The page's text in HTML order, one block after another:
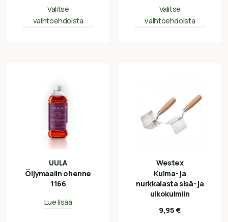
Valitse
vaihtoehdoista
Valitse
vaihtoehdoista
UULA
Öljymaalin ohenne
1166
Lue lisää
Westex
Kulma- ja
nurkkalasta sisä- ja
ulkokulmiin
9,95€